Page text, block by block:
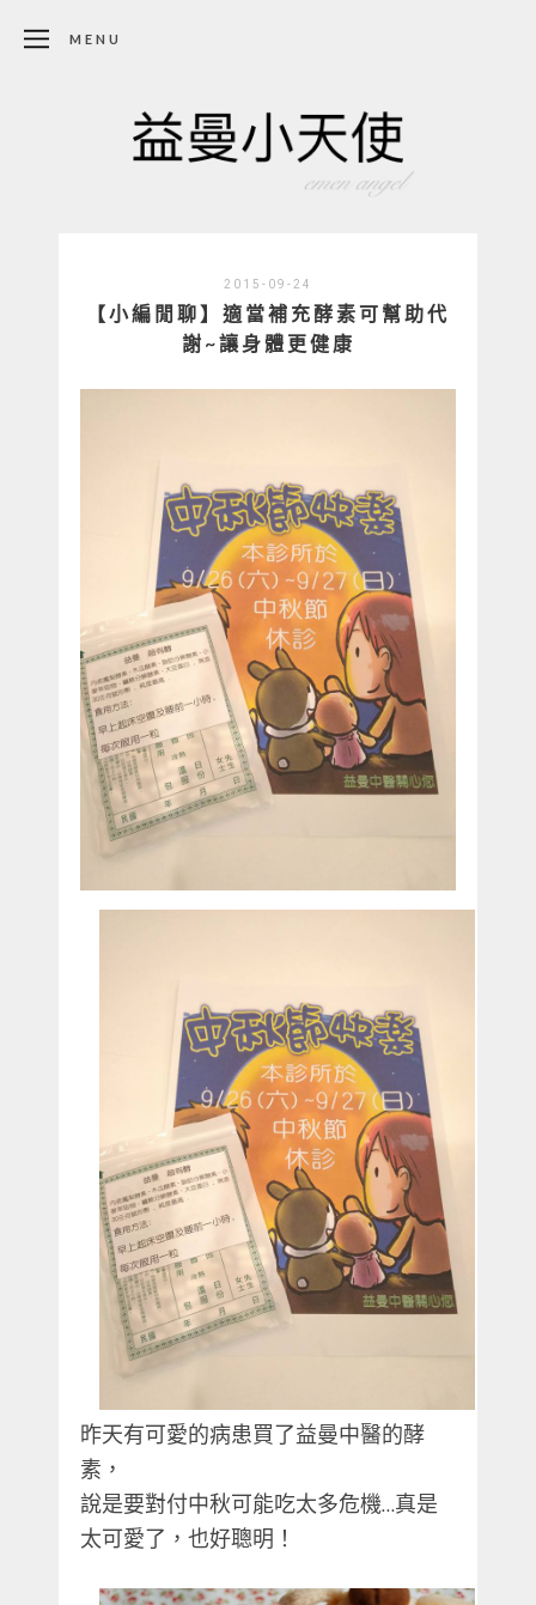
MENU
2015-09-24
【小編閒聊】適當補充酵素可幫助代
謝~讓身體更健康
昨天有可愛的病患買了益曼中醫的酵
素，
說是要對付中秋可能吃太多危機…真是
太可愛了，也好聰明！